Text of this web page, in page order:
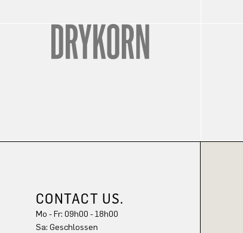
CONTACT US.
Mo - Fr: 09h00 - 18h00
Sa: Geschlossen